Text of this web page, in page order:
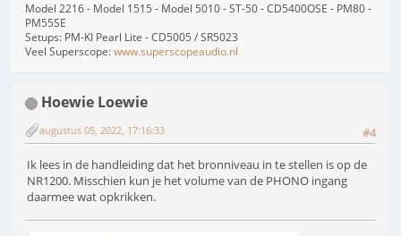
Model 2216 - Model 1515 - Model 5010 - ST-50 - CD5400OSE - PM80 -
PM55SE
Setups: PM-KI Pearl Lite - CD5005 / SR5023
Veel Superscope:www.superscopeaudio.nl
Hoewie Loewie
#4
augustus 05, 2022, 17:16:33
Ik lees in de handleiding dat het bronniveau in te stellen is op de
NR1200. Misschien kun je het volume van de PHONO ingang
daarmee wat opkrikken.